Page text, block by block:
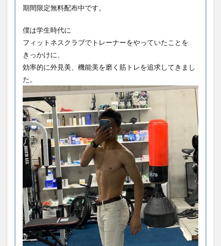
期間限定無料配布中です。
僕は学生時代に
フィットネスクラブでトレーナーをやっていたことを
きっかけに、
効率的に外見美、機能美を磨く筋トレを追求してきまし
た。